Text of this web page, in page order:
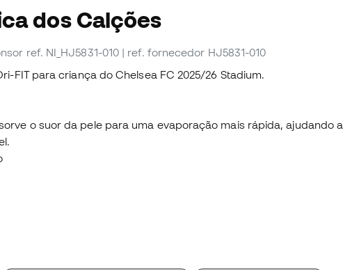
dos Calções
ref. NI_HJ5831-010 | ref. fornecedor HJ5831-010
FIT para criança do Chelsea FC 2025/26 Stadium.
o suor da pele para uma evaporação mais rápida, ajudando a